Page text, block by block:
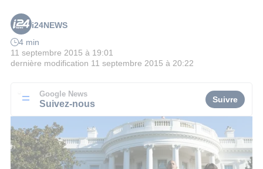
i24NEWS
4 min
11 septembre 2015 à 19:01
dernière modification 11 septembre 2015 à 20:22
Google News
Suivez-nous Suivre